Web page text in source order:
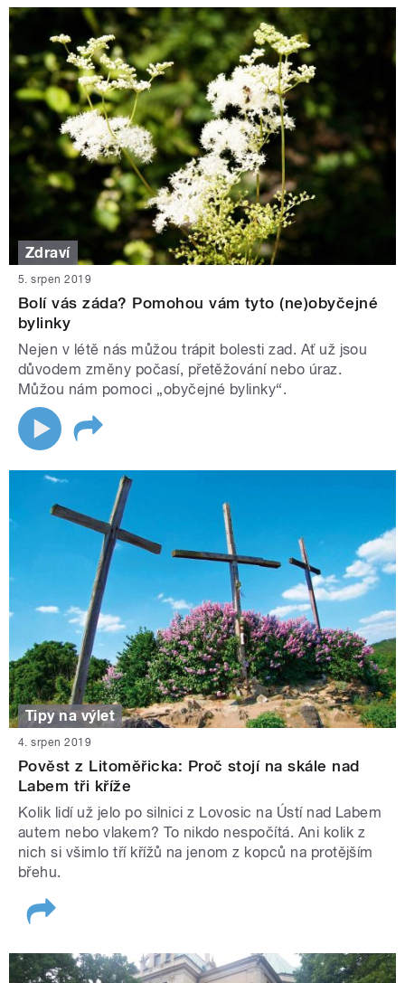
Zdraví
5. srpen 2019
Bolí vás záda? Pomohou vám tyto (ne)obyčejné
bylinky
Nejen v létě nás můžou trápit bolesti zad. Ať už jsou
důvodem změny počasí, přetěžování nebo úraz.
Můžou nám pomoci „obyčejné bylinky“.
Tipy na výlet
4. srpen 2019
Pověst z Litoměřicka: Proč stojí na skále nad
Labem tři kříže
Kolik lidí už jelo po silnici z Lovosic na Ústí nad Labem
autem nebo vlakem? To nikdo nespočítá. Ani kolik z
nich si všimlo tří křížů na jenom z kopců na protějším
břehu.